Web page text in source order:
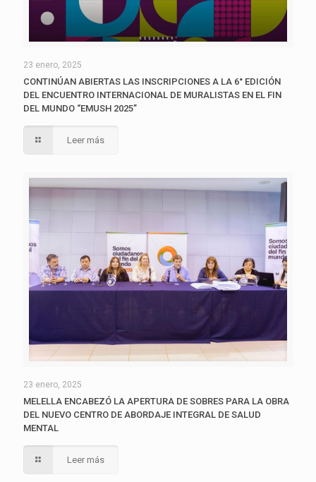
23 enero, 2025
CONTINÚAN ABIERTAS LAS INSCRIPCIONES A LA 6° EDICIÓN
DEL ENCUENTRO INTERNACIONAL DE MURALISTAS EN EL FIN
DEL MUNDO “EMUSH 2025”
Leer más
23 enero, 2025
MELELLA ENCABEZÓ LA APERTURA DE SOBRES PARA LA OBRA
DEL NUEVO CENTRO DE ABORDAJE INTEGRAL DE SALUD
MENTAL
Leer más